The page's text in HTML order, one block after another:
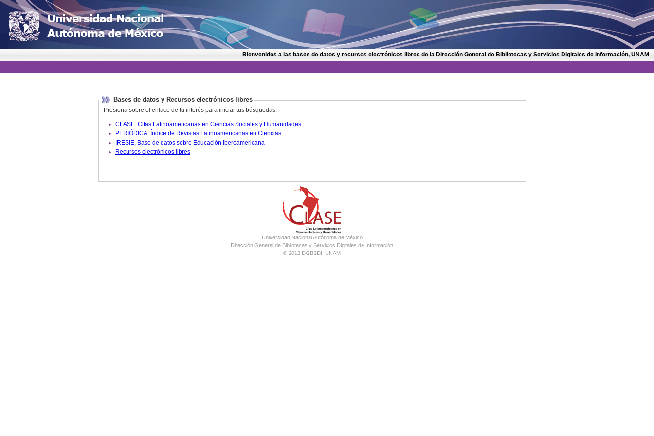
Bienvenidos a las bases de datos y recursos electrónicos libres de la Dirección General de Bibliotecas y Servicios Digitales de Información, UNAM
Bases de datos y Recursos electrónicos libres
Presiona sobre el enlace de tu interés para iniciar tus búsquedas.
CLASE. Citas Latinoamericanas en Ciencias Sociales y Humanidades
PERIÓDICA. Índice de Revistas Latinoamericanas en Ciencias
IRESIE. Base de datos sobre Educación Iberoamericana
Recursos electrónicos libres
Universidad Nacional Autónoma de México
Dirección General de Bibliotecas y Servicios Digitales de Información
© 2012 DGBSDI, UNAM